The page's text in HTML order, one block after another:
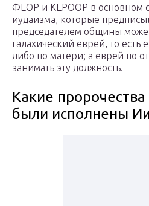
ФЕОР и КЕРООР в основном
иудаизма, которые
председателем общины
галахический еврей, то есть
либо по матери; а еврей по
занимать эту должность.
Какие
были исполнены